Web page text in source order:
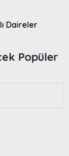
Daireler
Popüler